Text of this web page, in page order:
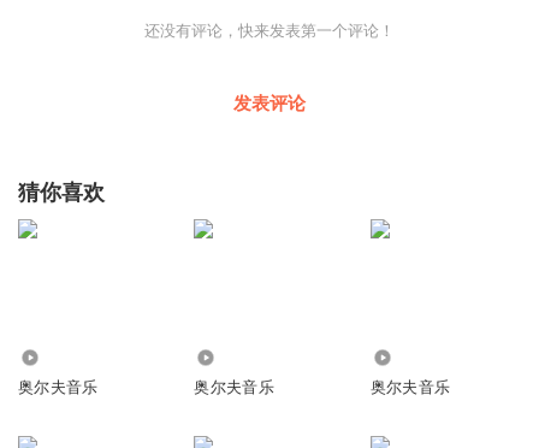
还没有评论，快来发表第一个评论！
发表评论
猜你喜欢
奥尔夫音乐 奥尔夫音乐 奥尔夫音乐